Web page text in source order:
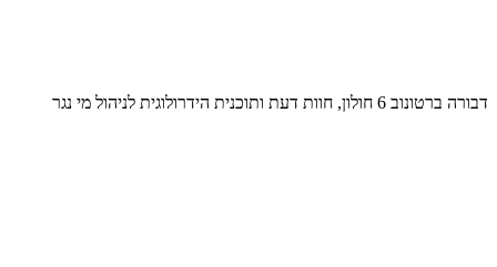
דבורה ברטונוב 6 חולון, חוות דעת ותוכנית הידרולוגית לניהול מי נגר